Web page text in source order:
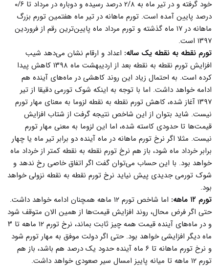
خود گرفته و در تیر ماه به ۲/۸ درصد رسیده و دوباره در مرداد تا ۰/۶
درصد پایین آمده است. تورم ماهانه در تیر ماه هفتمین تورم بزرگ
ماهانه در ۱۷ ماه گذشته و تورم مرداد ماه پایین‌ترین رقم از فروردین
۱۳۹۷ است.
تورم نقطه به نقطه یک ساله: اعداد و ارقام نشان می‌دهد شیب
افزایش تورم نقطه به نقطه بعد از اردیبهشت ماه ۱۳۹۸ کاهش پیدا
کرده است. به احتمال زیاد این روند کاهشی در ماه‌های آینده هم
ادامه خواهد داشت. اما با توجه به اینکه شوک تورمی دقیقا از تیر
۱۳۹۷ آغاز شده، کاهش تورم نقطه به نقطه لزوما به معنای مهار تورم
نیست. شاید بتوان از این شاخص نتیجه گرفت از شتاب افزایش
قیمت‌ها تا حدودی کاسته شده، اما این لزوما به معنی مهار تورم
نیست. مثلا اگر نرخ تورم ماهانه در ماه آینده دو برابر تیر ماه یا چهار
برابر خرداد ماه شود، باز هم نرخ تورم نقطه به نقطه کمتر از خرداد ماه
خواهد بود. با این حساب می‌توان گفت اگر اتفاق خاصی رخ ندهد و
شوک تورمی جدیدی پیش نیاید نرخ تورم نقطه به نقطه نزولی خواهد
بود.
تورم ۱۲ ماهه:
اما شاخص تورم ۱۲ ماهه همچنان ادامه خواهد داشت.
حتی اگر فرض محال، روند افزایش قیمت‌ها از همین الان متوقف شود
و در ماه‌های آینده قیمت همه چیز ثابت بماند، نرخ تورم ۱۲ ماهه تا ۳
ماه دیگر افزایشی خواهد بود. حتی اگر دولت موفق به مهار تورم شود
و نرخ تورم ماهانه تا ۶ ماه آینده حدود یک درصد هم باشد، باز هم
تورم ۱۲ ماهه تا میانه پاییز امسال سیر صعودی خواهد داشت.